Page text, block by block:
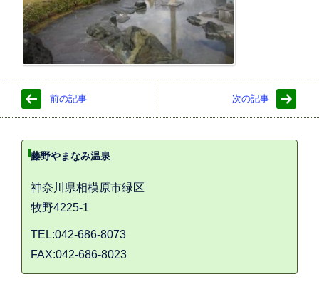
前の記事 次の記事
藤野やまなみ温泉
神奈川県相模原市緑区
牧野4225-1
TEL:042-686-8073
FAX:042-686-8023